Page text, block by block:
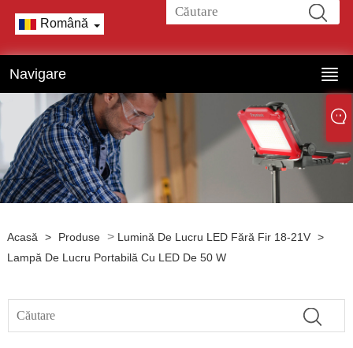
Română
Navigare
Acasă > Produse > Lumină De Lucru LED Fără Fir 18-21V >
Lampă De Lucru Portabilă Cu LED De 50 W